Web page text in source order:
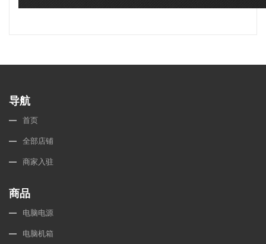
导航
首页
全部店铺
商家入驻
商品
电脑电源
电脑机箱